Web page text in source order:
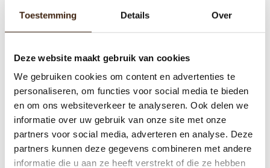
Toestemming Details Over
Deze website maakt gebruik van cookies
We gebruiken cookies om content en advertenties te
personaliseren, om functies voor social media te bieden
en om ons websiteverkeer te analyseren. Ook delen we
informatie over uw gebruik van onze site met onze
partners voor social media, adverteren en analyse. Deze
partners kunnen deze gegevens combineren met andere
informatie die u aan ze heeft verstrekt of die ze hebben
Gereviseerde koffiemachine
€999,00
Toevoegen aan winkelwagen